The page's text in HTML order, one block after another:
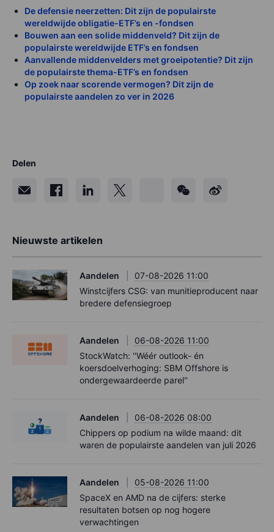
De defensie neerzetten: Dit zijn de populairste
wereldwijde obligatie-ETF’s en -fondsen
Bouwen aan een solide middenveld? Dit zijn de
populairste wereldwijde ETF’s en fondsen
Aanvallende middenvelders met groeipotentie? Dit zijn
de populairste thema-ETF’s en fondsen
Op zoek naar scorende vermogen? Dit zijn de
populairste aandelen zo ver in 2026
Delen
Nieuwste artikelen
Aandelen
07-08-2026 11:00
Winstcijfers CSG: van munitieproducent naar
bredere defensiegroep
Aandelen
06-08-2026 11:00
StockWatch: ''Wéér outlook- én
koersdoelverhoging: SBM Offshore is
ondergewaardeerde parel''
Aandelen
06-08-2026 08:00
Chippers op podium na wilde maand: dit
waren de populairste aandelen van juli 2026
Aandelen
05-08-2026 11:00
SpaceX en AMD na de cijfers: sterke
resultaten botsen op nog hogere
verwachtingen